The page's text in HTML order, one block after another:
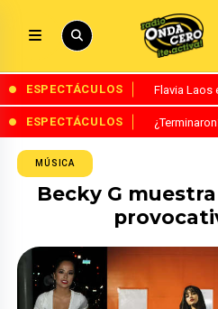
ESPECTÁCULOS Flavia Laos
ESPECTÁCULOS
MÚSICA
Becky G muestra